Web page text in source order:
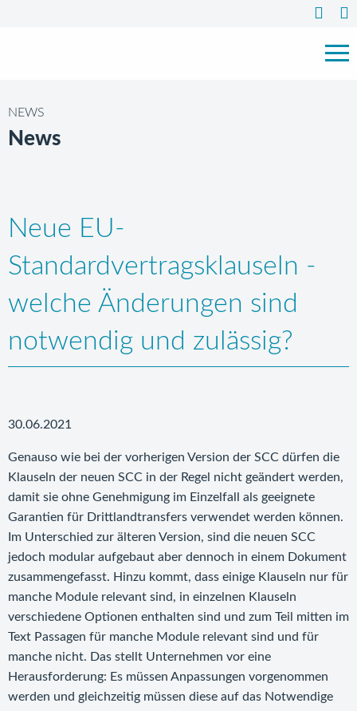
NEWS
News
Neue EU-
Standardvertragsklauseln -
welche Änderungen sind
notwendig und zulässig?
30.06.2021
Genauso wie bei der vorherigen Version der SCC dürfen die
Klauseln der neuen SCC in der Regel nicht geändert werden,
damit sie ohne Genehmigung im Einzelfall als geeignete
Garantien für Drittlandtransfers verwendet werden können.
Im Unterschied zur älteren Version, sind die neuen SCC
jedoch modular aufgebaut aber dennoch in einem Dokument
zusammengefasst. Hinzu kommt, dass einige Klauseln nur für
manche Module relevant sind, in einzelnen Klauseln
verschiedene Optionen enthalten sind und zum Teil mitten im
Text Passagen für manche Module relevant sind und für
manche nicht. Das stellt Unternehmen vor eine
Herausforderung: Es müssen Anpassungen vorgenommen
werden und gleichzeitig müssen diese auf das Notwendige